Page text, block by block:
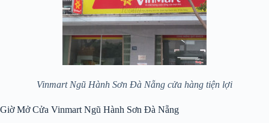
Vinmart Ngũ Hành Sơn Đà Nẵng cửa hàng tiện lợi
Giờ Mở Cửa Vinmart Ngũ Hành Sơn Đà Nẵng